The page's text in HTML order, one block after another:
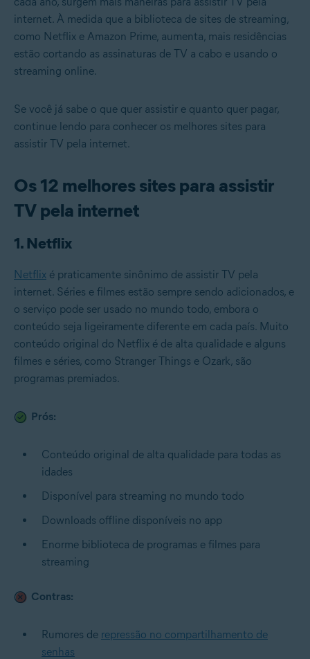
internet. À medida que a biblioteca de sites de streaming,
como Netflix e Amazon Prime, aumenta, mais residências
estão cortando as assinaturas de TV a cabo e usando o
streaming online.
Se você já sabe o que quer assistir e quanto quer pagar,
continue lendo para conhecer os melhores sites para
assistir TV pela internet.
Os 12 melhores sites para assistir
TV pela internet
1. Netflix
Netflix é praticamente sinônimo de assistir TV pela
internet. Séries e filmes estão sempre sendo adicionados, e
o serviço pode ser usado no mundo todo, embora o
conteúdo seja ligeiramente diferente em cada país. Muito
conteúdo original do Netflix é de alta qualidade e alguns
filmes e séries, como Stranger Things e Ozark, são
programas premiados.
Prós:
Conteúdo original de alta qualidade para todas as
idades
Disponível para streaming no mundo todo
Downloads offline disponíveis no app
Enorme biblioteca de programas e filmes para
streaming
Contras:
Rumores de repressão no compartilhamento de
senhas